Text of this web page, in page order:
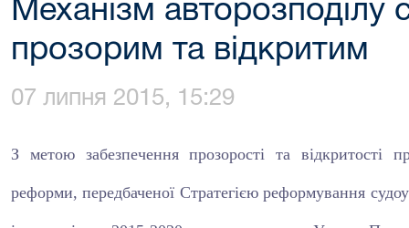
Механізм авторозподілу
прозорим та відкритим
07 липня 2015, 15:29
З метою забезпечення прозорості та відкритості
реформи, передбаченої Стратегією реформування